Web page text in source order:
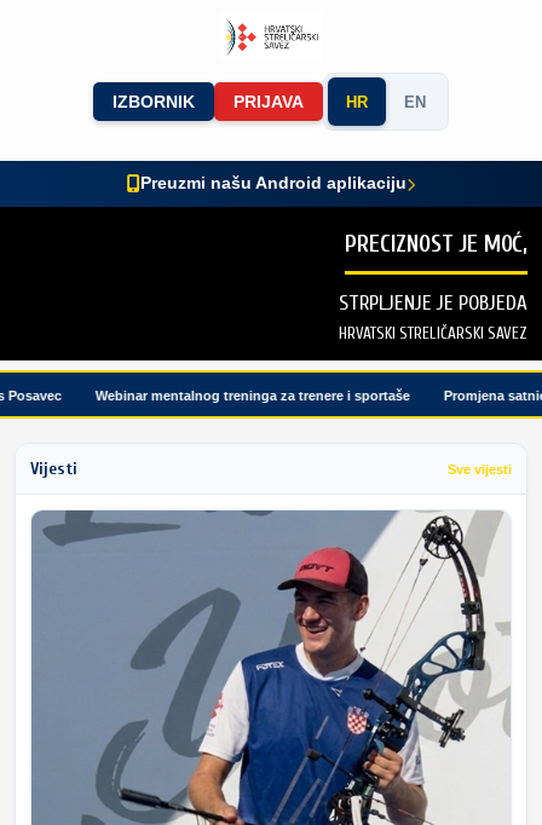
IZBORNIK PRIJAVA HR EN
Preuzmi našu Android aplikaciju
PRECIZNOST JE MOĆ,
STRPLJENJE JE POBJEDA
HRVATSKI STRELIČARSKI SAVEZ
Webinar mentalnog treninga za trenere i sportaše Promjena
Vijesti Sve vijesti